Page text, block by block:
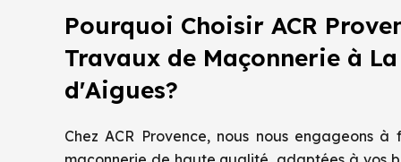
Pourquoi Choisir ACR
Travaux de Maçonnerie à
d'Aigues?
Chez ACR Provence, nous nous engageons